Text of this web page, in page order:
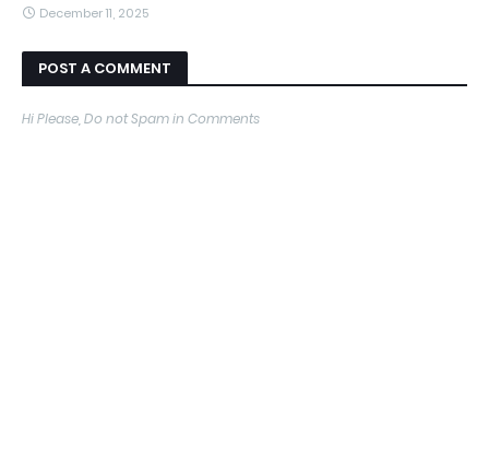
December 11, 2025
POST A COMMENT
Hi Please, Do not Spam in Comments